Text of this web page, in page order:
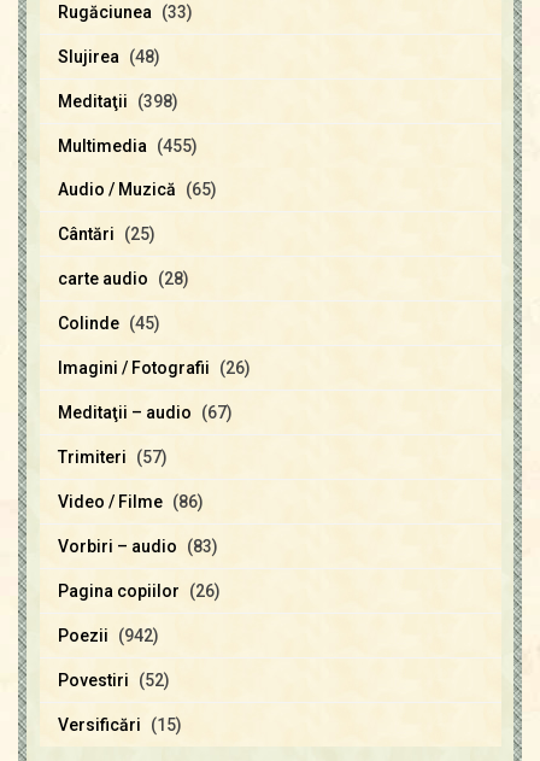
Rugăciunea (33)
Slujirea (48)
Meditaţii (398)
Multimedia (455)
Audio / Muzică (65)
Cântări (25)
carte audio (28)
Colinde (45)
Imagini / Fotografii (26)
Meditaţii – audio (67)
Trimiteri (57)
Video / Filme (86)
Vorbiri – audio (83)
Pagina copiilor (26)
Poezii (942)
Povestiri (52)
Versificări (15)